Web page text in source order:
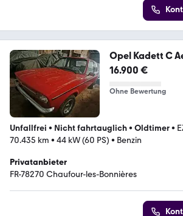
Opel Kadett C
16.900 €
Ohne Bewertung
Unfallfrei • Nicht fahrtauglich• Oldtimer•
70.435 km • 44 kW (60 PS) • Benzin
Privatanbieter
FR-78270 Chaufour-les-Bonnières